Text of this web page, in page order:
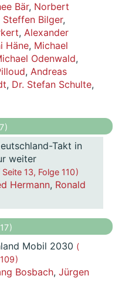
Bär, Norbert
Steffen Bilger,
, Alexander
Häne, Michael
Odenwald,
, Andreas
, Dr. Stefan Schulte,
)
Takt in
weiter
13, Folge 110 )
Hermann, Ronald
)
Mobil 2030 (
)
Bosbach, Jürgen